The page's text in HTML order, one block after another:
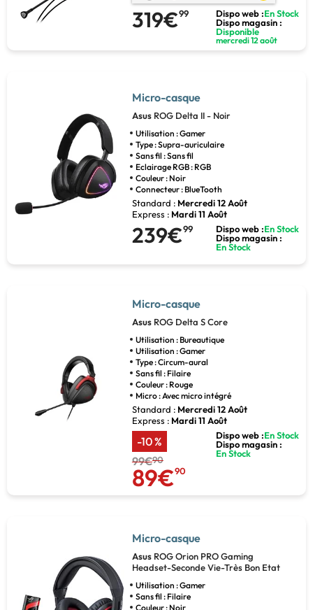
319€99 Dispo web :En Stock
Dispo magasin :
Disponible
mercredi 12 août
Micro-casque
Asus ROG Delta II - Noir
Utilisation : Gamer
Type : Supra-auriculaire
Sans fil : Sans fil
Eclairage RGB : RGB
Couleur : Noir
Connecteur : BlueTooth
Standard : Mercredi 12 Août
Express : Mardi 11 Août
239€99 Dispo web :En Stock
Dispo magasin :
En Stock
Micro-casque
Asus ROG Delta S Core
Utilisation : Bureautique
Utilisation : Gamer
Type : Circum-aural
Sans fil : Filaire
Couleur : Rouge
Micro : Avec micro intégré
Standard : Mercredi 12 Août
Express : Mardi 11 Août
-10 %
99€90
89€90
Dispo web :En Stock
Dispo magasin :
En Stock
Micro-casque
Asus ROG Orion PRO Gaming
Headset-Seconde Vie-Très Bon Etat
Utilisation : Gamer
Sans fil : Filaire
Couleur : Noir